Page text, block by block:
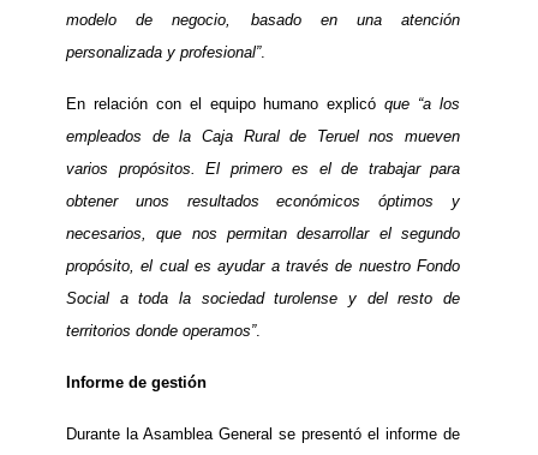
modelo de negocio, basado en una atención
personalizada y profesional”.
En relación con el equipo humano explicóque “a los
empleados de la Caja Rural de Teruel nos mueven
varios propósitos. El primero es el de trabajar para
obtener unos resultados económicos óptimos y
necesarios, que nos permitan desarrollar el segundo
propósito, el cual es ayudar a través de nuestro Fondo
Social a toda la sociedad turolense y del resto de
territorios donde operamos”.
Informe de gestión
Durante la Asamblea General se presentó el informe de